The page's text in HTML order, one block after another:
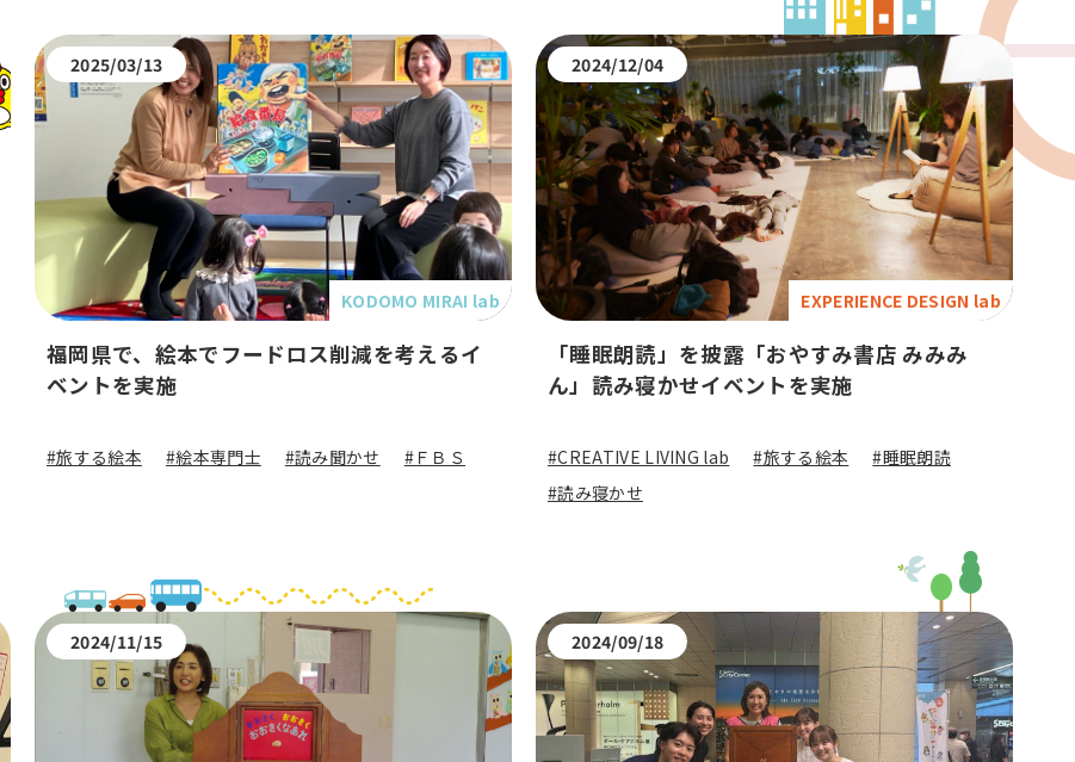
2025/03/13
KODOMO MIRAI lab
福岡県で、絵本でフードロス削減を考えるイ
ベントを実施
#旅する絵本 #絵本専門士 #読み聞かせ #ＦＢＳ
2024/12/04
EXPERIENCE DESIGN lab
「睡眠朗読」を披露「おやすみ書店 みみみ
ん」読み寝かせイベントを実施
#CREATIVE LIVING lab #旅する絵本
#睡眠朗読
#読み寝かせ
2024/11/15 2024/09/18